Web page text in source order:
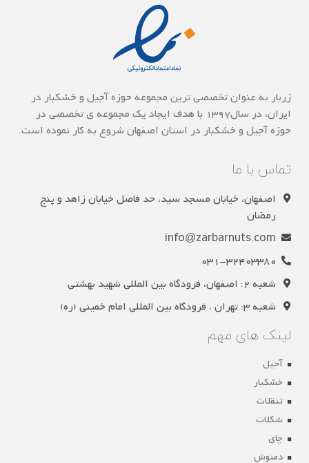
زربار به عنوان تخصصی ترین مجموعه حوزه آجیل و خشکبار در
ایران، در سال1397 با هدف ایجاد یک مجموعه ی تخصصی در
حوزه آجیل و خشکبار در استان اصفهان شروع به کار نموده است.
تماس با ما
اصفهان، خیابان مسجد سید، حد فاصل خیابان زاهد و پنج
رمضان
info@zarbarnuts.com
031-32403380
شعبه 2: اصفهان، فرودگاه بین المللی شهید بهشتی
شعبه 3: تهران ، فرودگاه بین المللی امام خمینی (ره)
لینک های مهم
آجیل
خشکبار
تنقلات
شکلات
چای
دمنوش